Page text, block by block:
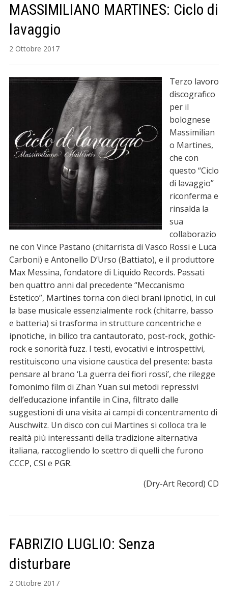
MASSIMILIANO MARTINES: Ciclo di
lavaggio
2 Ottobre 2017
Terzo lavoro
discografico
per il
bolognese
Massimilian
o Martines,
che con
questo “Ciclo
di lavaggio”
riconferma e
rinsalda la
sua
collaborazio
ne con Vince Pastano (chitarrista di Vasco Rossi e Luca
Carboni) e Antonello D’Urso (Battiato), e il produttore
Max Messina, fondatore di Liquido Records. Passati
ben quattro anni dal precedente “Meccanismo
Estetico”, Martines torna con dieci brani ipnotici, in cui
la base musicale essenzialmente rock (chitarre, basso
e batteria) si trasforma in strutture concentriche e
ipnotiche, in bilico tra cantautorato, post-rock, gothic-
rock e sonorità fuzz. I testi, evocativi e introspettivi,
restituiscono una visione caustica del presente: basta
pensare al brano ‘La guerra dei fiori rossi’, che rilegge
l’omonimo film di Zhan Yuan sui metodi repressivi
dell’educazione infantile in Cina, filtrato dalle
suggestioni di una visita ai campi di concentramento di
Auschwitz. Un disco con cui Martines si colloca tra le
realtà più interessanti della tradizione alternativa
italiana, raccogliendo lo scettro di quelli che furono
CCCP, CSI e PGR.
(Dry-Art Record) CD
FABRIZIO LUGLIO: Senza
disturbare
2 Ottobre 2017